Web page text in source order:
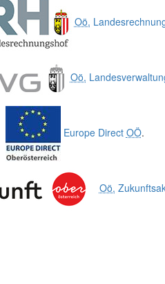
Oö.
Oö.
Europe Direct OÖ.
Oö.